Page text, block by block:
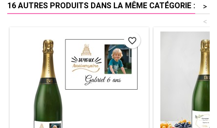
16 AUTRES PRODUITS DANS LA MÊME CATÉGORIE :
>
<
favorite_border